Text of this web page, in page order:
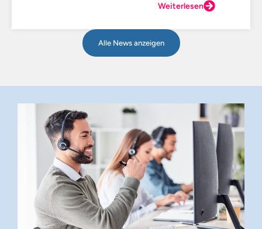
Weiterlesen
Alle News anzeigen